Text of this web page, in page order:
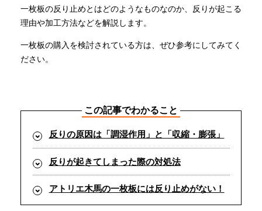
一枚板の反り止めとはどのようなものなのか、反りが起こる
理由や加工方法などを解説します。
一枚板の購入を検討されている方は、ぜひ参考にしてみてく
ださい。
この記事でわかること
反りの原因は「調湿作用」と「収縮・膨張」
反りが起きてしまった際の対処法
アトリエ木馬の一枚板には反り止めがない！